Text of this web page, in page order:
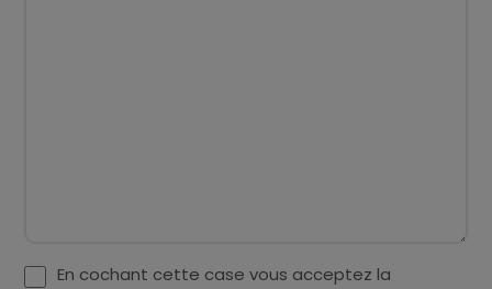
En cochant cette case vous acceptez la